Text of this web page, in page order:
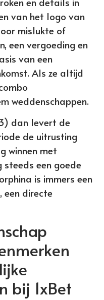
van het logo van
mislukte of
een vergoeding en
van een
Als ze altijd
weddenschappen.
dan levert de
de uitrusting
winnen met
steeds een goede
is immers een
een directe
bij 1xBet